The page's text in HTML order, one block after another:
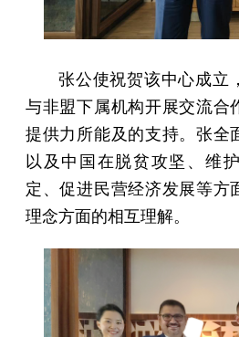
张公使祝贺该中心成立
与非盟下属机构开展交流合
提供力所能及的支持。张全
以及中国在脱贫攻坚、维
定、促进民营经济发展等方
理念方面的相互理解。